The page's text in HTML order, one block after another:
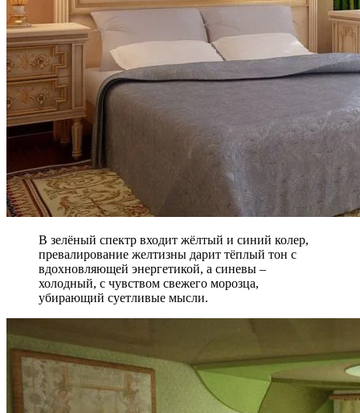
В зелёный спектр входит жёлтый и синий колер,
превалирование желтизны дарит тёплый тон с
вдохновляющей энергетикой, а синевы –
холодный, с чувством свежего морозца,
убирающий суетливые мысли.